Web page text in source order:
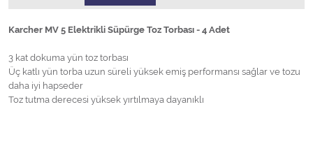
Karcher MV 5 Elektrikli Süpürge Toz Torbası - 4 Adet
3 kat dokuma yün toz torbası
Üç katlı yün torba uzun süreli yüksek emiş performansı sağlar ve tozu
daha iyi hapseder
Toz tutma derecesi yüksek yırtılmaya dayanıklı